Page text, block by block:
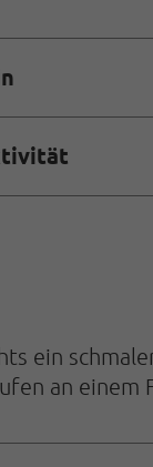
ein
an einem